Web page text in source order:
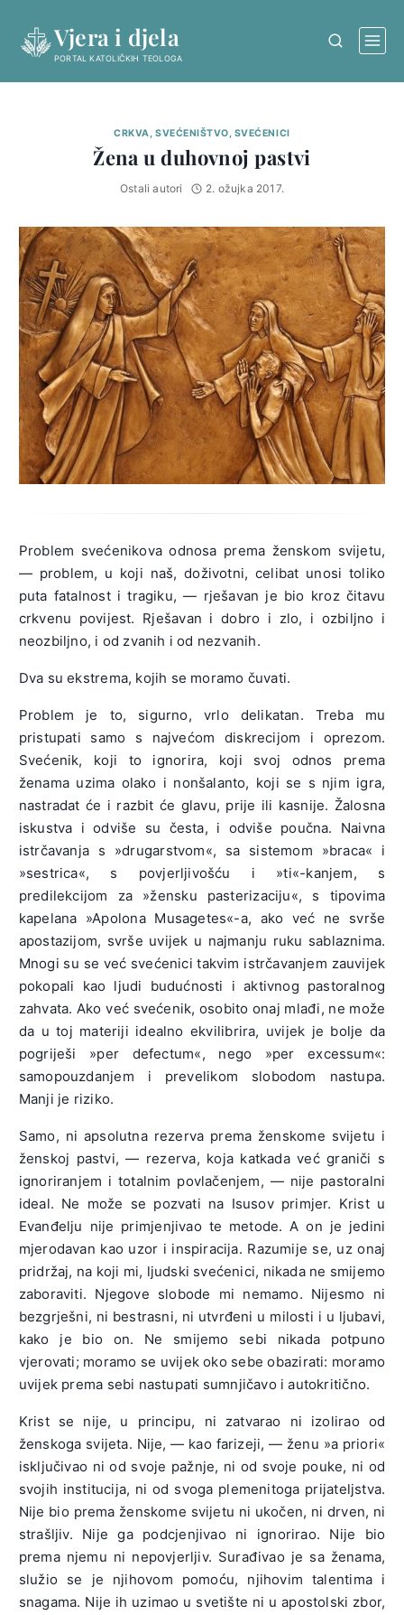
content
Vjera i djela
PORTAL KATOLIČKIH TEOLOGA
CRKVA, SVEĆENIŠTVO, SVEĆENICI
Žena u duhovnoj pastvi
Ostali autori 2. ožujka 2017.
Problem svećenikova odnosa prema ženskom svijetu,
— problem, u koji naš, doživotni, celibat unosi toliko
puta fatalnost i tragiku, — rješavan je bio kroz čitavu
crkvenu povijest. Rješavan i dobro i zlo, i ozbiljno i
neozbiljno, i od zvanih i od nezvanih.
Dva su ekstrema, kojih se moramo čuvati.
Problem je to, sigurno, vrlo delikatan. Treba mu
pristupati samo s najvećom diskrecijom i oprezom.
Svećenik, koji to ignorira, koji svoj odnos prema
ženama uzima olako i nonšalanto, koji se s njim igra,
nastradat će i razbit će glavu, prije ili kasnije. Žalosna
iskustva i odviše su česta, i odviše poučna. Naivna
istrčavanja s »drugarstvom«, sa sistemom »braca« i
»sestrica«, s povjerljivošću i »ti«-kanjem, s
predilekcijom za »žensku pasterizaciju«, s tipovima
kapelana »Apolona Musagetes«-a, ako već ne svrše
apostazijom, svrše uvijek u najmanju ruku sablaznima.
Mnogi su se već svećenici takvim istrčavanjem zauvijek
pokopali kao ljudi budućnosti i aktivnog pastoralnog
zahvata. Ako već svećenik, osobito onaj mlađi, ne može
da u toj materiji idealno ekvilibrira, uvijek je bolje da
pogriješi »per defectum«, nego »per excessum«:
samopouzdanjem i prevelikom slobodom nastupa.
Manji je riziko.
Samo, ni apsolutna rezerva prema ženskome svijetu i
ženskoj pastvi, — rezerva, koja katkada već graniči s
ignoriranjem i totalnim povlačenjem, — nije pastoralni
ideal. Ne može se pozvati na Isusov primjer. Krist u
Evanđelju nije primjenjivao te metode. A on je jedini
mjerodavan kao uzor i inspiracija. Razumije se, uz onaj
pridržaj, na koji mi, ljudski svećenici, nikada ne smijemo
zaboraviti. Njegove slobode mi nemamo. Nijesmo ni
bezgrješni, ni bestrasni, ni utvrđeni u milosti i u ljubavi,
kako je bio on. Ne smijemo sebi nikada potpuno
vjerovati; moramo se uvijek oko sebe obazirati: moramo
uvijek prema sebi nastupati sumnjičavo i autokritično.
Krist se nije, u principu, ni zatvarao ni izolirao od
ženskoga svijeta. Nije, — kao farizeji, — ženu »a priori«
isključivao ni od svoje pažnje, ni od svoje pouke, ni od
svojih institucija, ni od svoga plemenitoga prijateljstva.
Nije bio prema ženskome svijetu ni ukočen, ni drven, ni
strašljiv. Nije ga podcjenjivao ni ignorirao. Nije bio
prema njemu ni nepovjerljiv. Surađivao je sa ženama,
služio se je njihovom pomoću, njihovim talentima i
snagama. Nije ih uzimao u svetište ni u apostolski zbor,